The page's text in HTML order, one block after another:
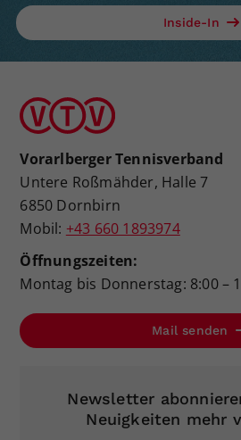
Inside-In
Vorarlberger Tennisverband
Untere Roßmähder, Halle 7
6850 Dornbirn
Mobil: +43 660 1893974
Öffnungszeiten:
Montag bis Donnerstag: 8:00 –
Mail senden
Newsletter
Neuigkeiten mehr